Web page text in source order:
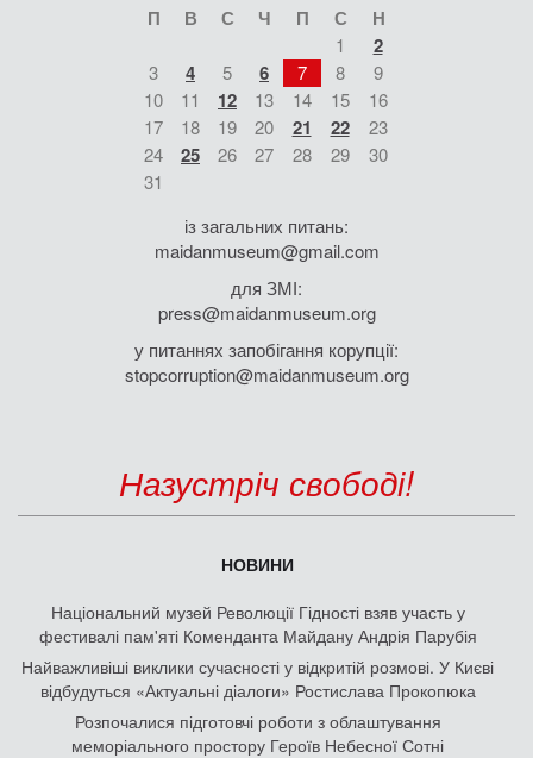
П В С Ч П С Н
1 2
3 4 5 6 7 8
9
10
11 12 13 14 15
16
17
18 19 20 21 22
23
24
25 26 27 28 29
30
31
із загальних питань:
maidanmuseum@gmail.com
для ЗМІ:
press@maidanmuseum.org
у питаннях запобігання корупції:
stopcorruption@maidanmuseum.org
Назустріч свободі!
НОВИНИ
Національний музей Революції Гідності взяв участь у
фестивалі пам'яті Коменданта Майдану Андрія Парубія
Найважливіші виклики сучасності у відкритій розмові. У Києві
відбудуться «Актуальні діалоги» Ростислава Прокопюка
Розпочалися підготовчі роботи з облаштування
меморіального простору Героїв Небесної Сотні